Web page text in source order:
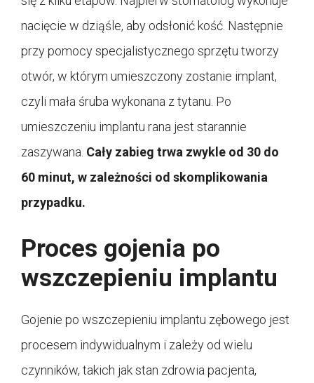
nacięcie w dziąśle, aby odsłonić kość. Następnie
przy pomocy specjalistycznego sprzętu tworzy
otwór, w którym umieszczony zostanie implant,
czyli mała śruba wykonana z tytanu. Po
umieszczeniu implantu rana jest starannie
zaszywana. Cały zabieg trwa zwykle od 30 do
60 minut, w zależności od skomplikowania
przypadku.
Proces gojenia po
wszczepieniu implantu
Gojenie po wszczepieniu implantu zębowego jest
procesem indywidualnym i zależy od wielu
czynników, takich jak stan zdrowia pacjenta,